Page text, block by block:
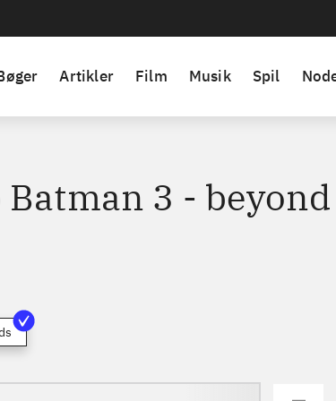
Artikler Film Musik Spil
Batman 3 -